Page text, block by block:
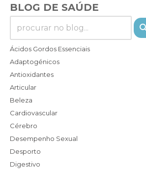
BLOG DE SAÚDE
Ácidos Gordos Essenciais
Adaptogénicos
Antioxidantes
Articular
Beleza
Cardiovascular
Cérebro
Desempenho Sexual
Desporto
Digestivo